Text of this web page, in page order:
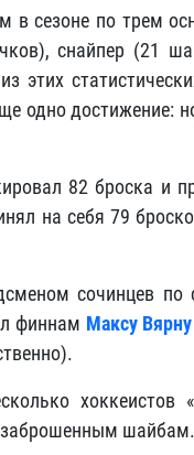
в сезоне по трем
снайпер (21
этих
одно достижение:
82 броска и
на себя 79
сочинцев
финнам Максу Вярну
хоккеистов
заброшенным шайбам.